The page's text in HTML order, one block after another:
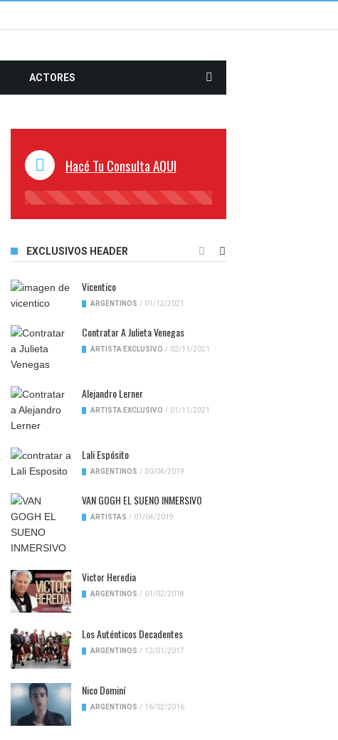
ACTORES
Hacé Tu Consulta AQUI
45%
EXCLUSIVOS HEADER
Vicentico
ARGENTINOS / 01/12/2021
Contratar A Julieta Venegas
ARTISTA EXCLUSIVO / 02/11/2021
Alejandro Lerner
ARTISTA EXCLUSIVO / 01/11/2021
Lali Espósito
ARGENTINOS / 30/04/2019
VAN GOGH EL SUENO INMERSIVO
ARTISTAS / 01/04/2019
Victor Heredia
ARGENTINOS / 01/02/2018
Los Auténticos Decadentes
ARGENTINOS / 12/01/2017
Nico Dominí
ARGENTINOS / 16/02/2016